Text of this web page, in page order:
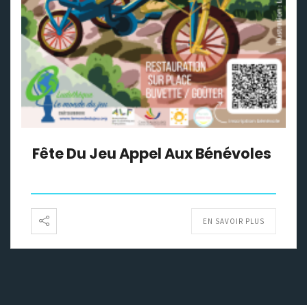
Fête Du Jeu Appel Aux Bénévoles
EN SAVOIR PLUS